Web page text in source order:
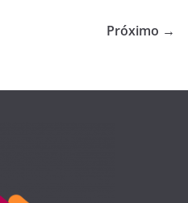
Próximo →